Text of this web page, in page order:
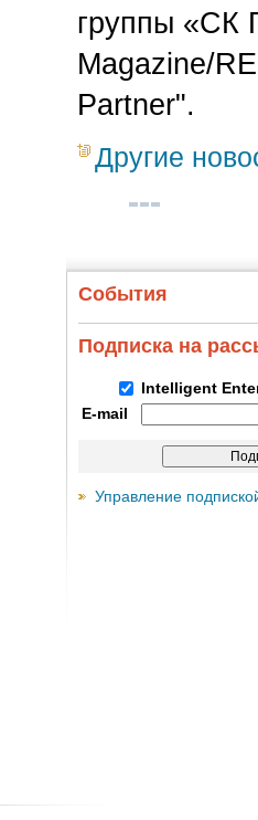
группы «СК
Magazine/
Partner".
Другие
События
Подписка на
Intelligent
E-mail
Управление